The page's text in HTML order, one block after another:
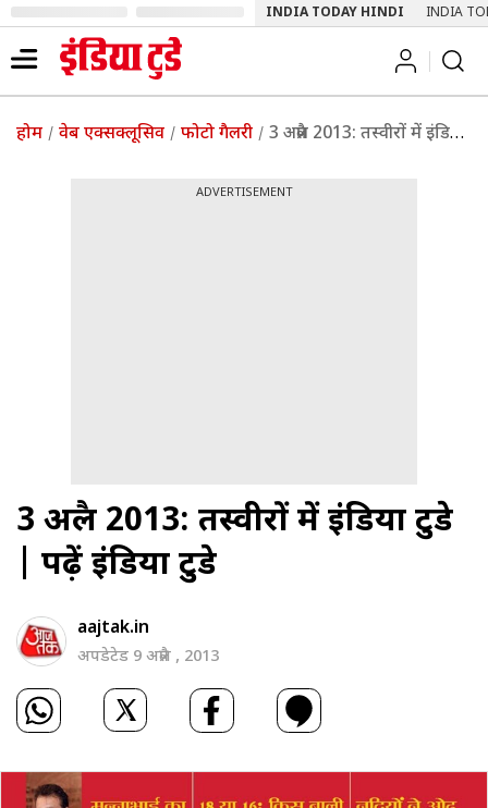
INDIA TODAY HINDI INDIA
होम वेब एक्सक्लूसिव फोटो गैलरी 3 अप्रैल 2013: तस्‍वीरों में इंडिया टुडे
ADVERTISEMENT
3 अप्रैल 2013: तस्‍वीरों में इंडिया टुडे
पढ़ें इंडिया टुडे
aajtak.in
अपडेटेड 9 अप्रैल , 2013